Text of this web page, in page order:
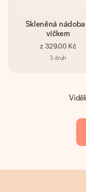
Skleněná
víčkem
z 329,00 Kč
3 druh